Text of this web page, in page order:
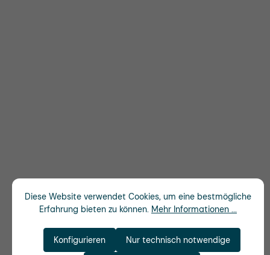
Diese Website verwendet Cookies, um eine bestmögliche
Erfahrung bieten zu können. Mehr Informationen ...
Nur technisch notwendige
Konfigurieren